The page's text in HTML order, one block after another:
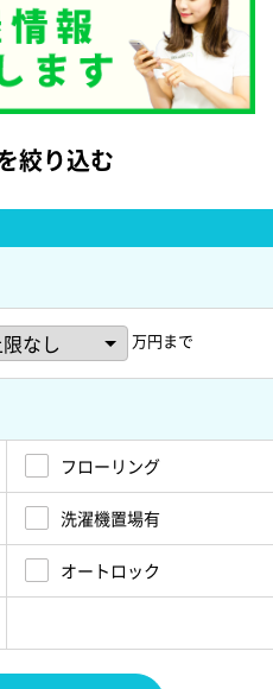
絞り込む
万円まで
フローリング
洗濯機置場有
オートロック